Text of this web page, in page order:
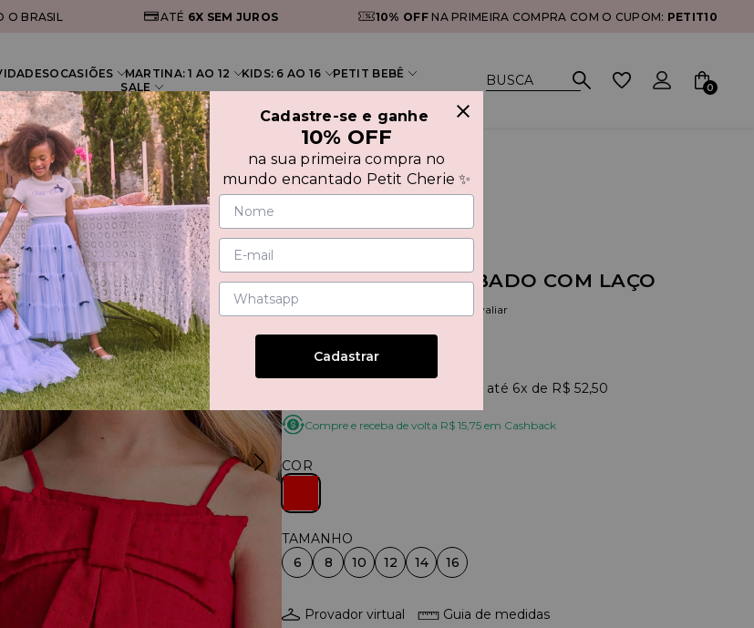
O BRASIL ATÉ 6X SEM JUROS 10% OFFNA PRIMEIRA COMPRA COM O CUPOM: PETIT10
OCASIÕES MARTINA: 1 AO 12 KIDS: 6 AO 16
PETIT BEBÊ
SALE
0
VESTIDO ALÇA BABADO COM LAÇO
Seja o primeiro a avaliar
R$ 314,99 6x R$ 52,50
Compre e receba de volta R$ 15,75 em Cashback
COR
6 8 10 12 14 16
Provador virtual Guia de medidas
Cadastre-se e ganhe
10% OFF
na sua primeira compra no
mundo encantado Petit Cherie ✨
Cadastrar